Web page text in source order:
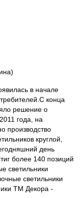
в начале
конца
решение о
года, на
производство
круглой,
день
более 140 позиций
светильники
светильники
ТМ Декора -